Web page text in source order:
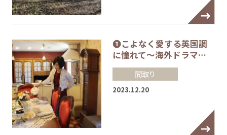
❶こよなく愛する英国調
に憧れて～海外ドラマ…
間取り
2023.12.20